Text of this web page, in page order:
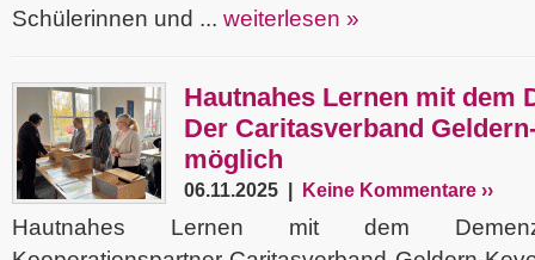
Schülerinnen und ... weiterlesen »
Hautnahes Lernen mit dem
Der Caritasverband
möglich
06.11.2025 | Keine Kommentare ››
Hautnahes Lernen mit dem